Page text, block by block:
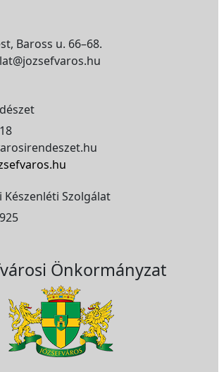
Baross u. 66–68.
Szolgálat
Önkormányzat